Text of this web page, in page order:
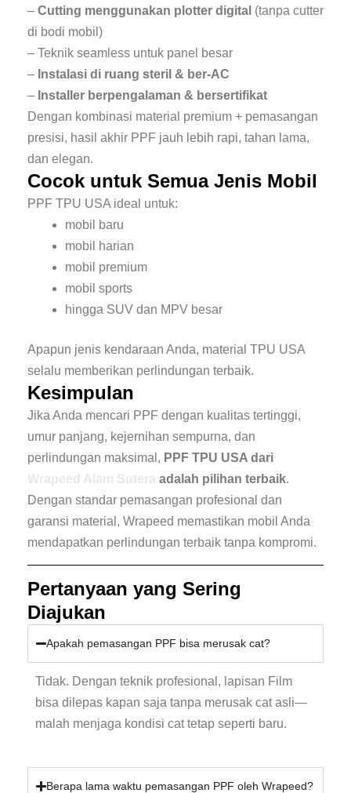
– Cutting menggunakan plotter digital (tanpa cutter
di bodi mobil)
– Teknik seamless untuk panel besar
– Instalasi di ruang steril & ber-AC
– Installer berpengalaman & bersertifikat
Dengan kombinasi material premium + pemasangan
presisi, hasil akhir PPF jauh lebih rapi, tahan lama,
dan elegan.
Cocok untuk Semua Jenis Mobil
PPF TPU USA ideal untuk:
mobil baru
mobil harian
mobil premium
mobil sports
hingga SUV dan MPV besar
Apapun jenis kendaraan Anda, material TPU USA
selalu memberikan perlindungan terbaik.
Kesimpulan
Jika Anda mencari PPF dengan kualitas tertinggi,
umur panjang, kejernihan sempurna, dan
perlindungan maksimal, PPF TPU USA dari
Wrapeed Alam Sutera adalah pilihan terbaik.
Dengan standar pemasangan profesional dan
garansi material, Wrapeed memastikan mobil Anda
mendapatkan perlindungan terbaik tanpa kompromi.
Pertanyaan yang Sering
Diajukan
Apakah pemasangan PPF bisa merusak cat?
Tidak. Dengan teknik profesional, lapisan Film
bisa dilepas kapan saja tanpa merusak cat asli—
malah menjaga kondisi cat tetap seperti baru.
Berapa lama waktu pemasangan PPF oleh Wrapeed?